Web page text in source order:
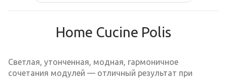
Home Cucine Polis
Светлая, утонченная, модная, гармоничное
сочетания модулей — отличный результат при